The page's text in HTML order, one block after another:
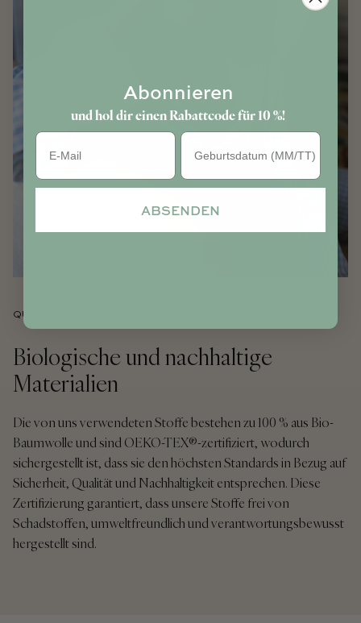
QUALITÄT
Biologische und nachhaltige
Materialien
Die von uns verwendeten Stoffe bestehen zu 100 % aus Bio-
Baumwolle und sind OEKO-TEX®-zertifiziert, wodurch
sichergestellt ist, dass sie den höchsten Standards in Bezug auf
Sicherheit, Qualität und Nachhaltigkeit entsprechen. Diese
Zertifizierung garantiert, dass unsere Stoffe frei von
Schadstoffen, umweltfreundlich und verantwortungsbewusst
hergestellt sind.
Abonnieren
und hol dir einen Rabattcode für 10 %!
Geburtstag
ABSENDEN